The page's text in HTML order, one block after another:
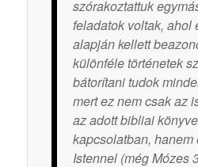
szórakoztattuk
feladatok voltak, ahol
alapján kellett
különféle történetek
bátorítani tudok
mert ez nem csak az
az adott bibliai
kapcsolatban,
Istennel (még Mózes